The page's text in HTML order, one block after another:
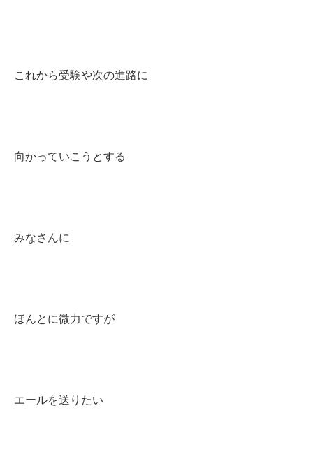
これから受験や次の進路に
向かっていこうとする
みなさんに
ほんとに微力ですが
エールを送りたい